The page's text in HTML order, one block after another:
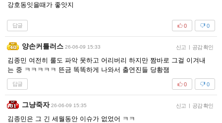
강호동잇을때가 좋앗지
답글 0
0
양손커틀러스 26-06-09 15:33 신고 | 공감 확인
김종민 여전히 룰도 파악 못하고 어리버리 하지만 짬바로 그걸 이겨내
는 중 ㅋㅋㅋㅋㅋ 뜬금 똑똑하게 나와서 출연진들 당황잼
답글 0
0
그냥죽자 26-06-09 15:35 신고 | 공감 확인
김종민은 그 긴 세월동안 이슈가 없었어 ㅋㅋ